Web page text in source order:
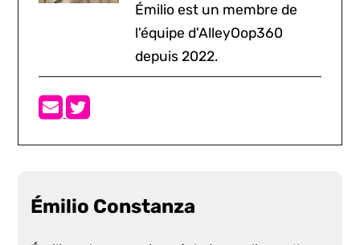
Émilio est un membre de
l'équipe d'AlleyOop360
depuis 2022.
Émilio Constanza